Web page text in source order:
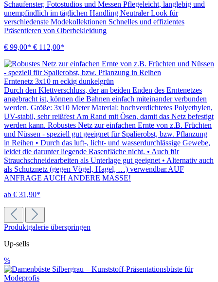
Schaufenster, Fotostudios und Messen Pflegeleicht, langlebig und
unempfindlich im täglichen Handling Neutraler Look für
verschiedenste Modekollektionen Schnelles und effizientes
Präsentieren von Oberbekleidung
€ 99,00* € 112,00*
Erntenetz 3x10 m eckig dunkelgrün
Durch den Klettverschluss, der an beiden Enden des Erntenetzes
angebracht ist, können die Bahnen einfach miteinander verbunden
werden. Größe: 3x10 Meter Material: hochverdichtetes Polyethylen,
UV-stabil, sehr reißfest Am Rand mit Ösen, damit das Netz befestigt
werden kann. Robustes Netz zur einfachen Ernte von z.B. Früchten
und Nüssen - speziell gut geeignet für Spalierobst, bzw. Pflanzung
in Reihen • Durch das luft-, licht- und wasserdurchlässige Gewebe,
leidet die darunter liegende Rasenfläche nicht. • Auch für
Strauchschneidearbeiten als Unterlage gut geeignet • Alternativ auch
als Schutznetz (gegen Vögel, Hagel, …) verwendbar.AUF
ANFRAGE AUCH ANDERE MASSE!
ab € 31,90*
Produktgalerie überspringen
Up-sells
%